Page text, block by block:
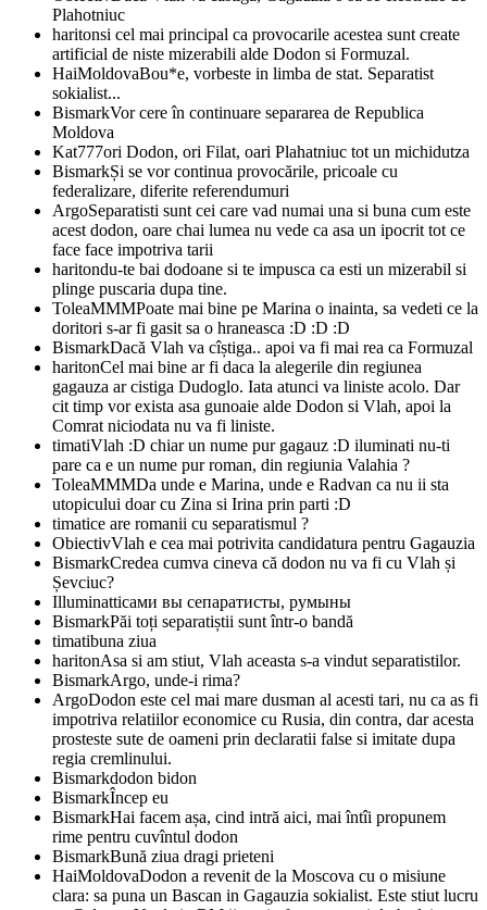
Plahotniuc
haritonsi cel mai principal ca provocarile acestea sunt create
artificial de niste mizerabili alde Dodon si Formuzal.
HaiMoldovaBou*e, vorbeste in limba de stat. Separatist
sokialist...
BismarkVor cere în continuare separarea de Republica
Moldova
Kat777ori Dodon, ori Filat, oari Plahatniuc tot un michidutza
BismarkȘi se vor continua provocările, pricoale cu
federalizare, diferite referendumuri
ArgoSeparatisti sunt cei care vad numai una si buna cum este
acest dodon, oare chai lumea nu vede ca asa un ipocrit tot ce
face face impotriva tarii
haritondu-te bai dodoane si te impusca ca esti un mizerabil si
plinge puscaria dupa tine.
ToleaMMMPoate mai bine pe Marina o inainta, sa vedeti ce la
doritori s-ar fi gasit sa o hraneasca :D :D :D
BismarkDacă Vlah va cîștiga.. apoi va fi mai rea ca Formuzal
haritonCel mai bine ar fi daca la alegerile din regiunea
gagauza ar cistiga Dudoglo. Iata atunci va liniste acolo. Dar
cit timp vor exista asa gunoaie alde Dodon si Vlah, apoi la
Comrat niciodata nu va fi liniste.
timatiVlah :D chiar un nume pur gagauz :D iluminati nu-ti
pare ca e un nume pur roman, din regiunia Valahia ?
ToleaMMMDa unde e Marina, unde e Radvan ca nu ii sta
utopicului doar cu Zina si Irina prin parti :D
timatice are romanii cu separatismul ?
ObiectivVlah e cea mai potrivita candidatura pentru Gagauzia
BismarkCredea cumva cineva că dodon nu va fi cu Vlah și
Șevciuc?
Illuminattiсами вы сепаратисты, румыны
BismarkPăi toți separatiștii sunt într-o bandă
timatibuna ziua
haritonAsa si am stiut, Vlah aceasta s-a vindut separatistilor.
BismarkArgo, unde-i rima?
ArgoDodon este cel mai mare dusman al acesti tari, nu ca as fi
impotriva relatiilor economice cu Rusia, din contra, dar acesta
prosteste sute de oameni prin declaratii false si imitate dupa
regia cremlinului.
Bismarkdodon bidon
BismarkÎncep eu
BismarkHai facem așa, cind intră aici, mai întîi propunem
rime pentru cuvîntul dodon
BismarkBună ziua dragi prieteni
HaiMoldovaDodon a revenit de la Moscova cu o misiune
clara: sa puna un Bascan in Gagauzia sokialist. Este stiut lucru